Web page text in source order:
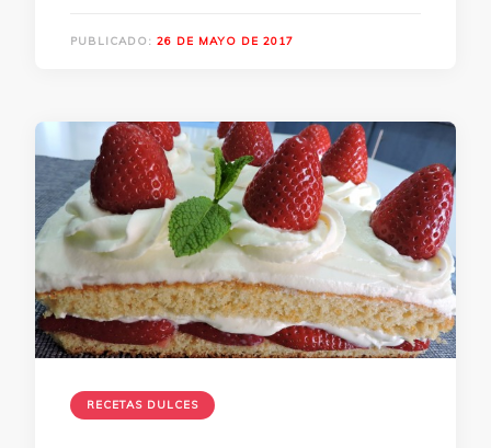
PUBLICADO: 26 DE MAYO DE 2017
RECETAS DULCES